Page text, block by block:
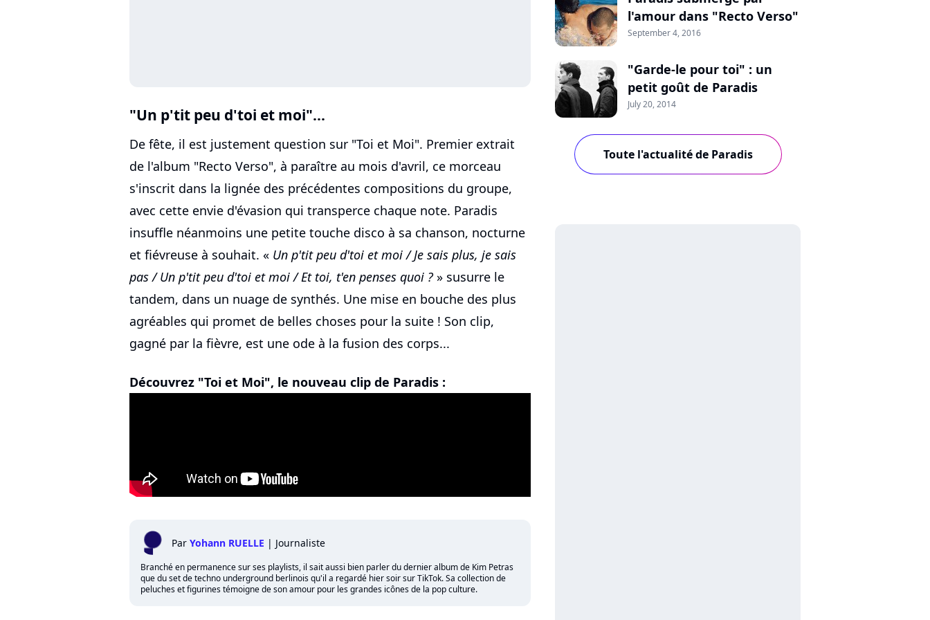
"Un p'tit peu d'toi et moi"...
De fête, il est justement question sur "Toi et Moi". Premier extrait
de l'album "Recto Verso", à paraître au mois d'avril, ce morceau
s'inscrit dans la lignée des précédentes compositions du groupe,
avec cette envie d'évasion qui transperce chaque note. Paradis
insuffle néanmoins une petite touche disco à sa chanson, nocturne
et fiévreuse à souhait. « Un p'tit peu d'toi et moi / Je sais plus, je sais
pas / Un p'tit peu d'toi et moi / Et toi, t'en penses quoi ?» susurre le
tandem, dans un nuage de synthés. Une mise en bouche des plus
agréables qui promet de belles choses pour la suite ! Son clip,
gagné par la fièvre, est une ode à la fusion des corps...
Découvrez "Toi et Moi", le nouveau clip de Paradis :
Par Yohann RUELLE | Journaliste
Branché en permanence sur ses playlists, il sait aussi bien parler du dernier album de Kim Petras
que du set de techno underground berlinois qu'il a regardé hier soir sur TikTok. Sa collection de
peluches et figurines témoigne de son amour pour les grandes icônes de la pop culture.
l'amour dans "Recto Verso"
September 4, 2016
"Garde-le pour toi" : un
petit goût de Paradis
July 20, 2014
Toute l'actualité de Paradis